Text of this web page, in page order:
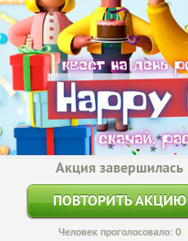
Акция завершилась
ПОВТОРИТЬ АКЦИЮ
Человек проголосовало: 0